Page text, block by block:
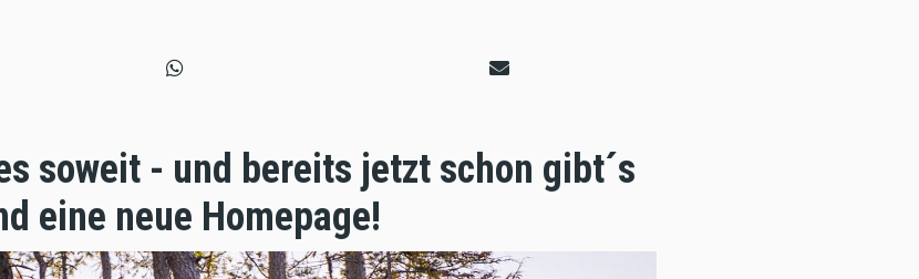
soweit - und bereits jetzt schon gibt´s
eine neue Homepage!